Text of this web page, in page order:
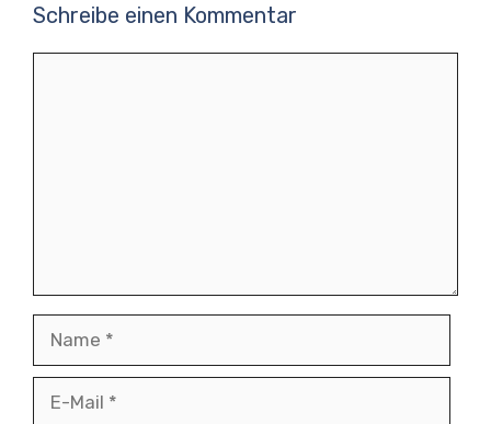
Schreibe einen Kommentar
Mail